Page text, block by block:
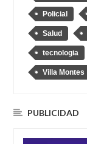
Policial
Salud
tecnologia
Villa Montes
PUBLICIDAD